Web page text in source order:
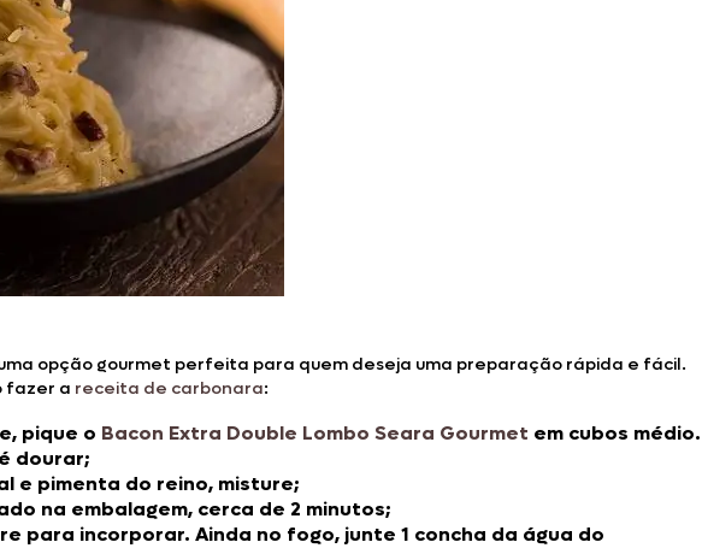
opção gourmet perfeita para quem deseja uma preparação rápida e fácil.
fazer a receita de carbonara:
pique o Bacon Extra Double Lombo Seara Gourmet em cubos médio.
dourar;
e pimenta do reino, misture;
na embalagem, cerca de 2 minutos;
para incorporar. Ainda no fogo, junte 1 concha da água do